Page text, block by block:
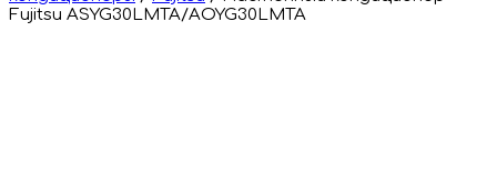
Fujitsu ASYG30LMTA/AOYG30LMTA